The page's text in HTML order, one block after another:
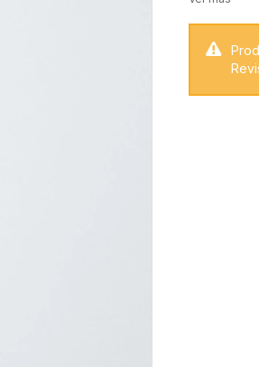
combinar
texturas